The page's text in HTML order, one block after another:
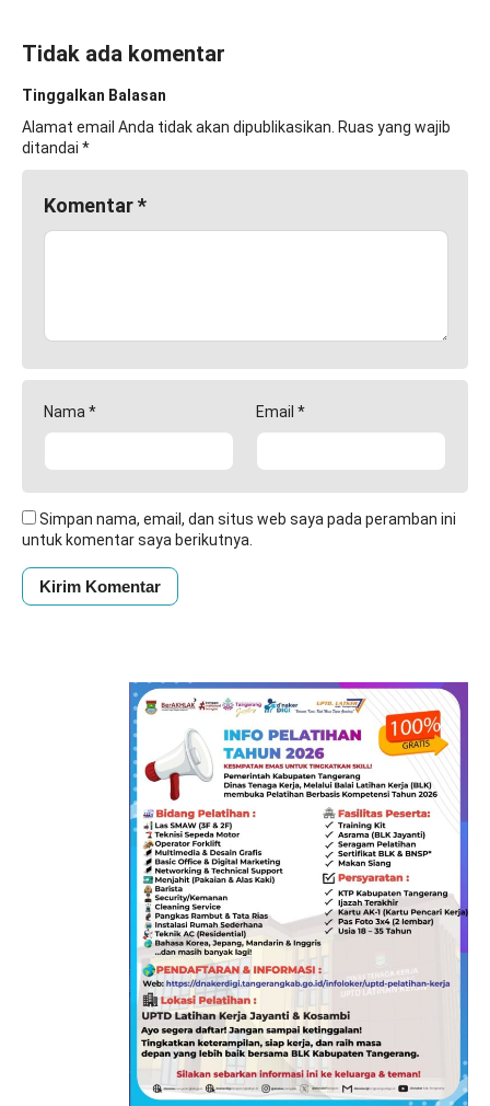
Tidak ada komentar
Tinggalkan Balasan
Alamat email Anda tidak akan dipublikasikan. Ruas yang wajib
ditandai *
Komentar*
Nama * Email *
Simpan nama, email, dan situs web saya pada peramban ini
untuk komentar saya berikutnya.